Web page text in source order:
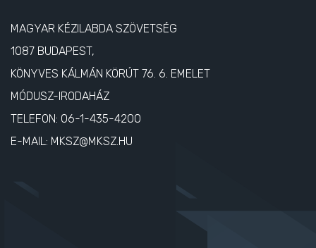
MAGYAR KÉZILABDA SZÖVETSÉG
1087 BUDAPEST,
KÖNYVES KÁLMÁN KÖRÚT 76. 6. EMELET
MÓDUSZ-IRODAHÁZ
TELEFON: 06-1-435-4200
E-MAIL: MKSZ@MKSZ.HU